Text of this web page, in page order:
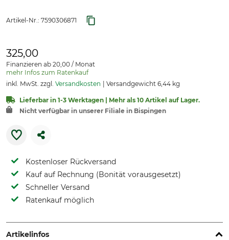
Artikel-Nr.: 7590306871
325,00
Finanzieren ab 20,00 / Monat
mehr Infos zum Ratenkauf
inkl. MwSt. zzgl. Versandkosten Versandgewicht 6,44 kg
Lieferbar in 1-3 Werktagen | Mehr als 10 Artikel auf Lager.
Nicht verfügbar in unserer Filiale in Bispingen
Kostenloser Rückversand
Kauf auf Rechnung (Bonität vorausgesetzt)
Schneller Versand
Ratenkauf möglich
Artikelinfos